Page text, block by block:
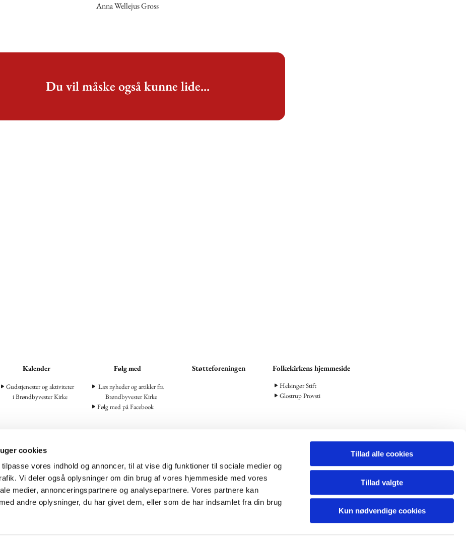
cookies
vores indhold og annoncer, til at vise dig funktioner til sociale medier og
Vi deler også oplysninger om din brug af vores hjemmeside med vores
medier, annonceringspartnere og analysepartnere. Vores partnere kan
andre oplysninger, du har givet dem, eller som de har indsamlet fra din brug
Tillad alle cookies
Tillad valgte
Kun nødvendige cookies
Anna Wellejus Gross
Du vil måske også kunne lide...
Kalender
Gudstjenester og aktiviteter
i Brøndbyvester Kirke
Følg med
Læs nyheder og artikler fra
Brøndbyvester Kirke
Følg med på Facebook
Støtteforeningen Folkekirkens hjemmeside
Helsingør Stift
Glostrup Provsti
Sognets Hus og kontorer · Præstegårdsvej 4, 2605 Brøndby
08 02 Broendbyvester.sogn@km.dkCVR-NR.: 65101513 · GLN-NR.: 5798000843028